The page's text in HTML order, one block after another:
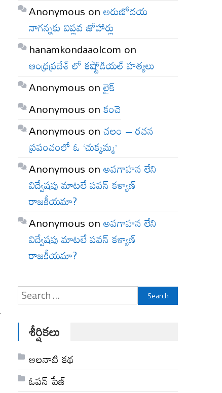
Anonymous onఅరుణోదయ
నాగన్నకు విప్లవ జోహార్లు
hanamkondaaolcom on
ఆంధ్రప్రదేశ్ లో కష్టోడియల్ హత్యలు
Anonymous onలైక్
Anonymous onకంచె
Anonymous onచలం – రచన
ప్రపంచంలో ఓ ‘చుక్కమ్మ’
Anonymous onఅవగాహన లేని
విద్వేషపు మాటలే పవన్ కళ్యాణ్
రాజకీయమా?
Anonymous onఅవగాహన లేని
విద్వేషపు మాటలే పవన్ కళ్యాణ్
రాజకీయమా?
Search
for:
శీర్షికలు
అల‌నాటి క‌థ‌
ఓపన్ పేజ్